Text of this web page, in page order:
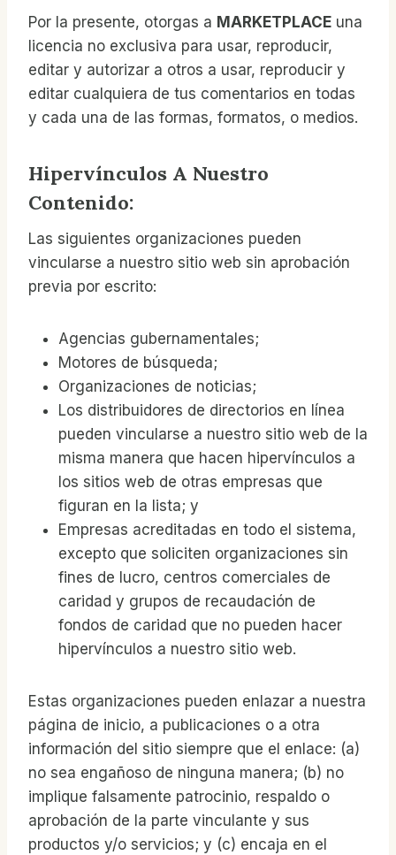
Por la presente, otorgas a MARKETPLACE una
licencia no exclusiva para usar, reproducir,
editar y autorizar a otros a usar, reproducir y
editar cualquiera de tus comentarios en todas
y cada una de las formas, formatos, o medios.
Hipervínculos A Nuestro
Contenido:
Las siguientes organizaciones pueden
vincularse a nuestro sitio web sin aprobación
previa por escrito:
Agencias gubernamentales;
Motores de búsqueda;
Organizaciones de noticias;
Los distribuidores de directorios en línea
pueden vincularse a nuestro sitio web de la
misma manera que hacen hipervínculos a
los sitios web de otras empresas que
figuran en la lista; y
Empresas acreditadas en todo el sistema,
excepto que soliciten organizaciones sin
fines de lucro, centros comerciales de
caridad y grupos de recaudación de
fondos de caridad que no pueden hacer
hipervínculos a nuestro sitio web.
Estas organizaciones pueden enlazar a nuestra
página de inicio, a publicaciones o a otra
información del sitio siempre que el enlace: (a)
no sea engañoso de ninguna manera; (b) no
implique falsamente patrocinio, respaldo o
aprobación de la parte vinculante y sus
productos y/o servicios; y (c) encaja en el